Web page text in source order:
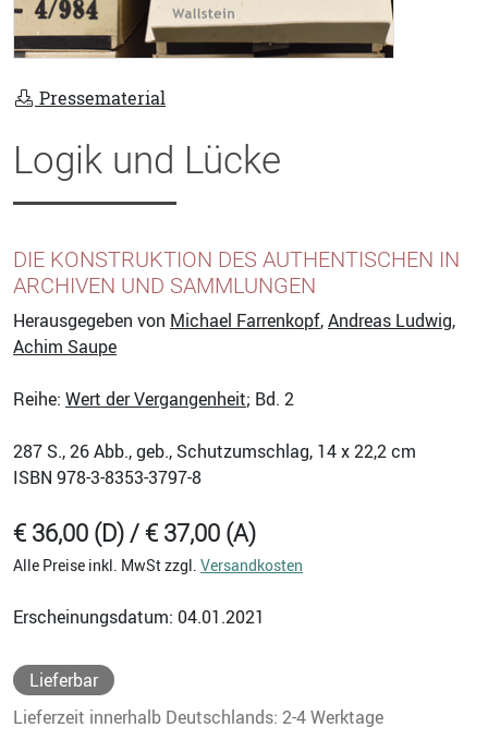
Pressematerial
Logik und Lücke
DIE KONSTRUKTION DES AUTHENTISCHEN IN
ARCHIVEN UND SAMMLUNGEN
Herausgegeben von Michael Farrenkopf,Andreas Ludwig,
Achim Saupe
Reihe: Wert der Vergangenheit; Bd. 2
287 S., 26 Abb., geb., Schutzumschlag, 14 x 22,2 cm
ISBN 978-3-8353-3797-8
€ 36,00 (D) / € 37,00 (A)
Alle Preise inkl. MwSt zzgl. Versandkosten
Erscheinungsdatum: 04.01.2021
Lieferbar
Lieferzeit innerhalb Deutschlands: 2-4 Werktage